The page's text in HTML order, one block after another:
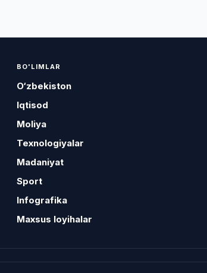
BO'LIMLAR
O‘zbekiston
Iqtisod
Moliya
Texnologiyalar
Madaniyat
Sport
Infografika
Maxsus loyihalar